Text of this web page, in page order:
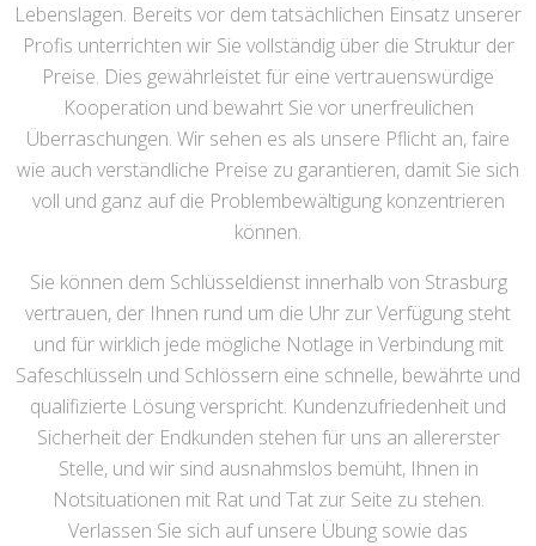
Lebenslagen. Bereits vor dem tatsächlichen Einsatz unserer
Profis unterrichten wir Sie vollständig über die Struktur der
Preise. Dies gewährleistet für eine vertrauenswürdige
Kooperation und bewahrt Sie vor unerfreulichen
Überraschungen. Wir sehen es als unsere Pflicht an, faire
wie auch verständliche Preise zu garantieren, damit Sie sich
voll und ganz auf die Problembewältigung konzentrieren
können.
Sie können dem Schlüsseldienst innerhalb von Strasburg
vertrauen, der Ihnen rund um die Uhr zur Verfügung steht
und für wirklich jede mögliche Notlage in Verbindung mit
Safeschlüsseln und Schlössern eine schnelle, bewährte und
qualifizierte Lösung verspricht. Kundenzufriedenheit und
Sicherheit der Endkunden stehen für uns an allererster
Stelle, und wir sind ausnahmslos bemüht, Ihnen in
Notsituationen mit Rat und Tat zur Seite zu stehen.
Verlassen Sie sich auf unsere Übung sowie das